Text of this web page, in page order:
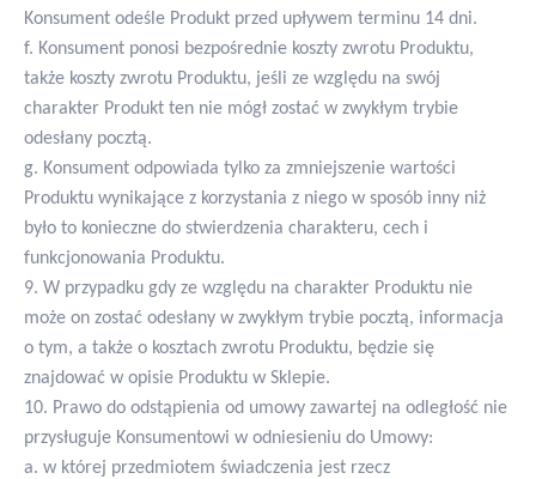
Konsument odeśle Produkt przed upływem terminu 14 dni.
f. Konsument ponosi bezpośrednie koszty zwrotu Produktu,
także koszty zwrotu Produktu, jeśli ze względu na swój
charakter Produkt ten nie mógł zostać w zwykłym trybie
odesłany pocztą.
g. Konsument odpowiada tylko za zmniejszenie wartości
Produktu wynikające z korzystania z niego w sposób inny niż
było to konieczne do stwierdzenia charakteru, cech i
funkcjonowania Produktu.
9. W przypadku gdy ze względu na charakter Produktu nie
może on zostać odesłany w zwykłym trybie pocztą, informacja
o tym, a także o kosztach zwrotu Produktu, będzie się
znajdować w opisie Produktu w Sklepie.
10. Prawo do odstąpienia od umowy zawartej na odległość nie
przysługuje Konsumentowi w odniesieniu do Umowy:
a. w której przedmiotem świadczenia jest rzecz